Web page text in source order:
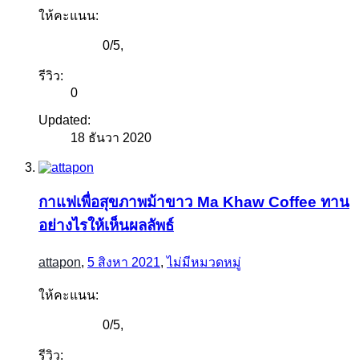
ให้คะแนน:
0/5,
รีวิว:
0
Updated:
18 ธันวา 2020
กาแฟเพื่อสุขภาพม้าขาว Ma Khaw Coffee ทาน
อย่างไรให้เห็นผลลัพธ์
attapon, 5 สิงหา 2021,ไม่มีหมวดหมู่
ให้คะแนน:
0/5,
รีวิว: